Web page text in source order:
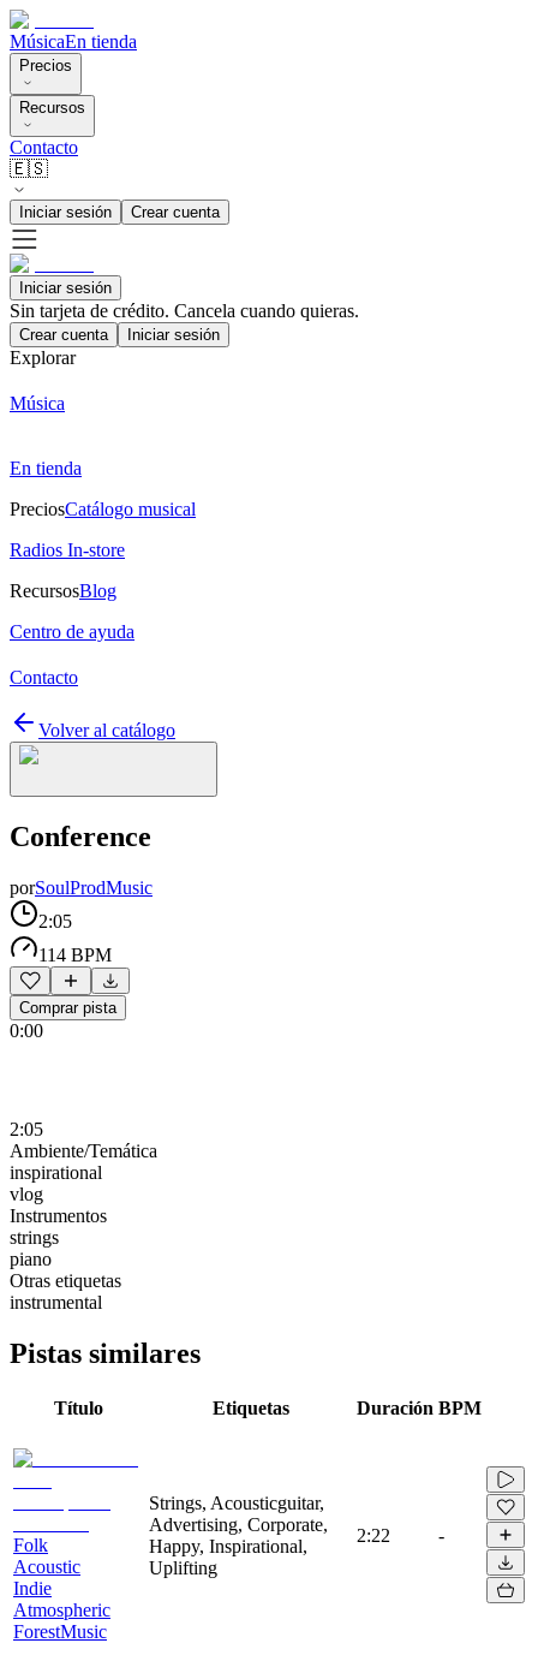
MúsicaEn tienda
Precios
Recursos
Contacto
🇪🇸
Iniciar sesión Crear cuenta
Iniciar sesión
Sin tarjeta de crédito. Cancela cuando quieras.
Crear cuenta Iniciar sesión
Explorar
Música
En tienda
PreciosCatálogo musical
Radios In-store
RecursosBlog
Centro de ayuda
Contacto
Volver al catálogo
Сonference
porSoulProdMusic
2:05
114 BPM
Comprar pista
0:00
2:05
Ambiente/Temática
inspirational
vlog
Instrumentos
strings
piano
Otras etiquetas
instrumental
Pistas similares
Título Etiquetas Duración BPM
Folk
Acoustic
Indie
Atmospheric
ForestMusic
Strings, Acousticguitar,
Advertising, Corporate,
Happy, Inspirational,
Uplifting
2:22 -